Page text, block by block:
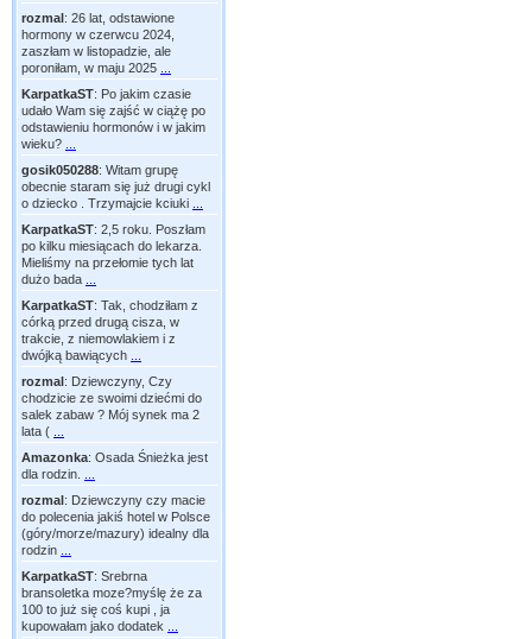
rozmal: 26 lat, odstawione
hormony w czerwcu 2024,
zaszłam w listopadzie, ale
poroniłam, w maju 2025
KarpatkaST: Po jakim czasie
udało Wam się zajść w ciążę po
odstawieniu hormonów i w jakim
wieku?
gosik050288: Witam grupę
obecnie staram się już drugi cykl
o dziecko . Trzymajcie kciuki
KarpatkaST: 2,5 roku. Poszłam
po kilku miesiącach do lekarza.
Mieliśmy na przełomie tych lat
dużo bada
KarpatkaST: Tak, chodziłam z
córką przed drugą cisza, w
trakcie, z niemowlakiem i z
dwójką bawiących
rozmal: Dziewczyny, Czy
chodzicie ze swoimi dziećmi do
salek zabaw ? Mój synek ma 2
lata (
Amazonka: Osada Śnieżka jest
dla rodzin.
rozmal: Dziewczyny czy macie
do polecenia jakiś hotel w Polsce
(góry/morze/mazury) idealny dla
rodzin
KarpatkaST: Srebrna
bransoletka moze?myślę że za
100 to już się coś kupi , ja
kupowałam jako dodatek